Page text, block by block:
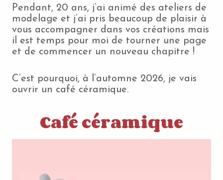
Pendant, 20 ans, j’ai animé des ateliers de
modelage et j’ai pris beaucoup de plaisir à
vous accompagner dans vos créations mais
il est temps pour moi de tourner une page
et de commencer un nouveau chapitre !
C’est pourquoi, à l’automne 2026, je vais
ouvrir un café céramique.
Café céramique